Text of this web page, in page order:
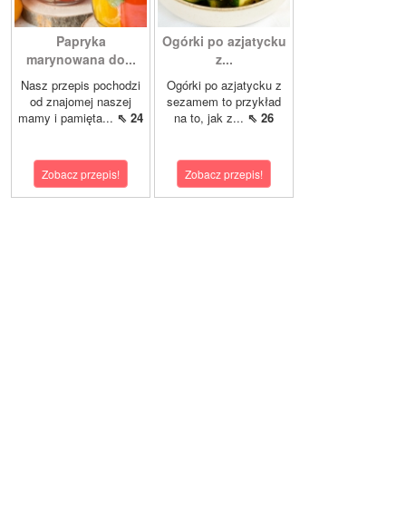
Papryka
marynowana do...
Nasz przepis pochodzi
od znajomej naszej
mamy i pamięta... ⇖ 24
Zobacz przepis!
Ogórki po azjatycku
z...
Ogórki po azjatycku z
sezamem to przykład
na to, jak z... ⇖ 26
Zobacz przepis!